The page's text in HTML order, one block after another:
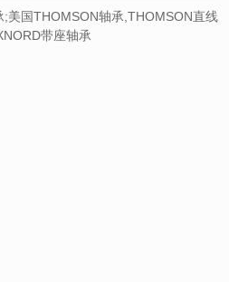
美国THOMSON轴承,THOMSON直线
带座轴承